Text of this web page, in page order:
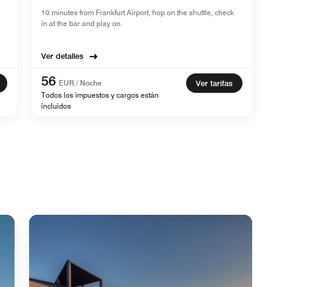
10 minutes from Frankfurt Airport, hop on the shuttle, check
in at the bar and play on.
Ver detalles
56 EUR / Noche
Todos los impuestos y cargos están
incluidos
Ver tarifas